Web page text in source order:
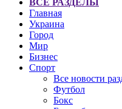
ВСЕ РАЗДЕЛЫ
Главная
Украина
Город
Мир
Бизнес
Спорт
Все новости
Футбол
Бокс